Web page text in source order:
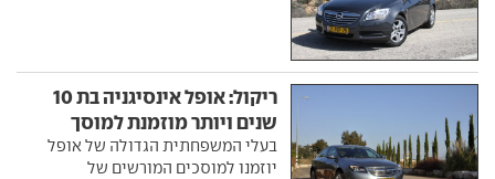
ריקול: אופל אינסיגניה בת 10
שנים ויותר מוזמנת למוסך
בעלי המשפחתית הגדולה של אופל
יוזמנו למוסכים המורשים של